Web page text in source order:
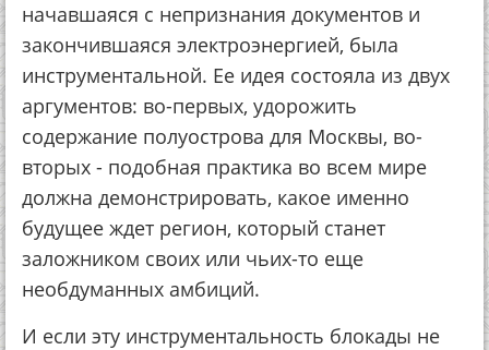
начавшаяся с непризнания документов и
закончившаяся электроэнергией, была
инструментальной. Ее идея состояла из двух
аргументов: во-первых, удорожить
содержание полуострова для Москвы, во-
вторых - подобная практика во всем мире
должна демонстрировать, какое именно
будущее ждет регион, который станет
заложником своих или чьих-то еще
необдуманных амбиций.
И если эту инструментальность блокады не